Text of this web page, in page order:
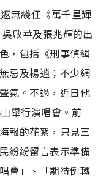
無綫任《萬千星輝
啟華及張兆輝的出
，包括《刑事偵緝
忌及楊逍；不少網
氣。不過，近日他
舉行演唱會。前
報的花絮，只見三
紛紛留言表示準備
會」、「期待倒轉